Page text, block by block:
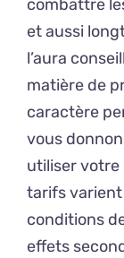
combattre
et aussi
l’aura
matière de
caractère
vous
utiliser votre
tarifs
conditions
effets